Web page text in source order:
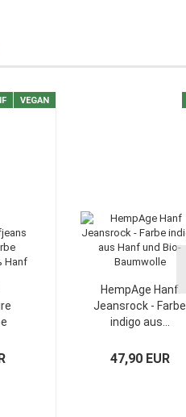
VEGAN
HempAge Hanf
Jeansrock - Farbe
indigo aus...
47,90 EUR